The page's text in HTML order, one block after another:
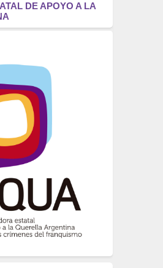
(721)
(567)
(522)
(514)
DE APOYO A LA